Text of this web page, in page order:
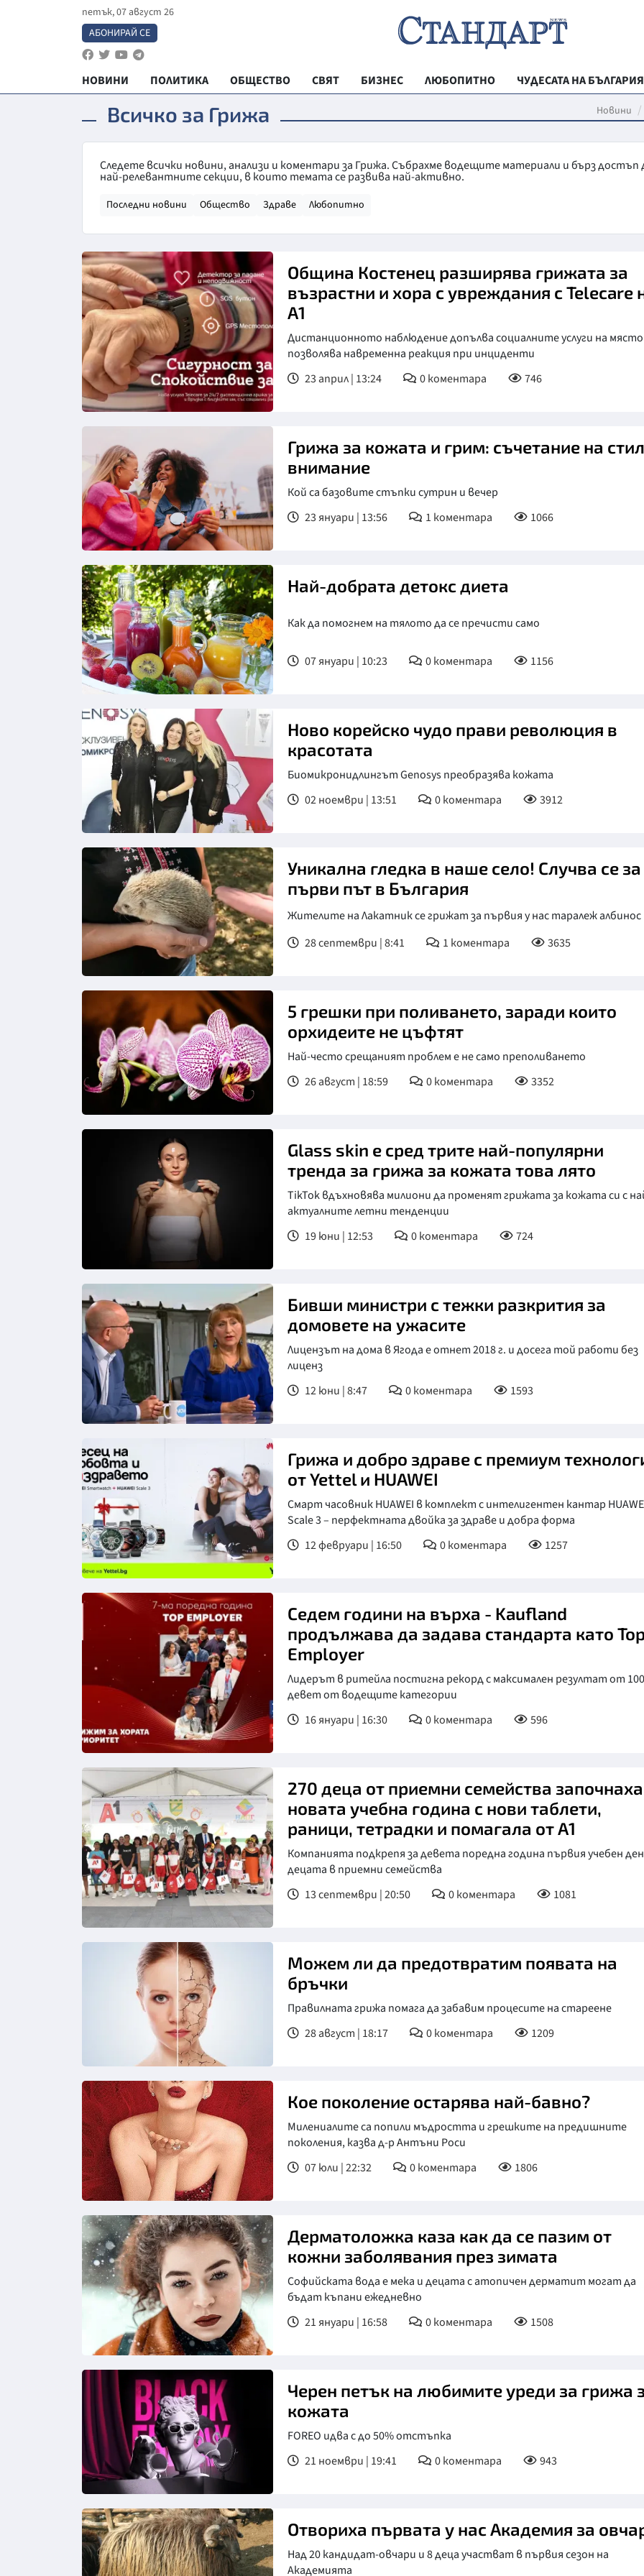
петък, 07 август 26
АБОНИРАЙ СЕ
НОВИНИ ПОЛИТИКА ОБЩЕСТВО СВЯТ БИЗНЕС ЛЮБОПИТНО
ЧУДЕСАТА НА БЪЛГАРИЯ
РЕГИОНАЛНИ
МЛАДЕЖКА
ДА!НА
КУЛТУРА
ВЯРА
Всичко за Грижа Новини
Следете всички новини, анализи и коментари за Грижа. Събрахме водещите материали и бърз достъп
най-релевантните секции, в които темата се развива най-активно.
Последни новини Общество Здраве Любопитно
Община Костенец разширява грижата за
възрастни и хора с увреждания с Telecare
А1
Дистанционното наблюдение допълва социалните услуги на
позволява навременна реакция при инциденти
23 април | 13:24
0коментара 746
Грижа за кожата и грим: съчетание на
внимание
Кой са базовите стъпки сутрин и вечер
23 януари | 13:56
1 коментара 1066
Снимка: https://pixabay.com/
Най-добрата детокс диета
Как да помогнем на тялото да се пречисти само
07 януари | 10:23 0коментара 1156
Ново корейско чудо прави революция в
красотата
Биомикронидлингът Genosys преобразява кожата
02 ноември | 13:51
0коментара 3912
Снимка: Нова телевизия
Уникална гледка в наше село! Случва се за
първи път в България
Жителите на Лакатник се грижат за първия у нас таралеж албинос
28 септември | 8:41
1 коментара 3635
5 грешки при поливането, заради които
орхидеите не цъфтят
Най-често срещаният проблем е не само преполиването
26 август | 18:59
0коментара 3352
Glass skin е сред трите най-популярни
тренда за грижа за кожата това лято
TikTok вдъхновява милиони да променят грижата за кожата си с
актуалните летни тенденции
19 юни | 12:53
0коментара 724
Бивши министри с тежки разкрития за
домовете на ужасите
Лицензът на дома в Ягода е отнет 2018 г. и досега той работи без
лиценз
12 юни | 8:47
0коментара 1593
Грижа и добро здраве с премиум
от Yettel и HUAWEI
Смарт часовник HUAWEI в комплект с интелигентен кантар
Scale 3 – перфектната двойка за здраве и добра форма
12 февруари | 16:50
0коментара 1257
Седем години на върха - Kaufland
продължава да задава стандарта като
Employer
Лидерът в ритейла постигна рекорд с максимален резултат от
девет от водещите категории
16 януари | 16:30
0коментара 596
270 деца от приемни семейства започнаха
новата учебна година с нови таблети,
раници, тетрадки и помагала от А1
Компанията подкрепя за девета поредна година първия учебен
децата в приемни семейства
13 септември | 20:50
0коментара 1081
Можем ли да предотвратим появата на
бръчки
Правилната грижа помага да забавим процесите на стареене
28 август | 18:17
0коментара 1209
Кое поколение остарява най-бавно?
Милениалите са попили мъдростта и грешките на предишните
поколения, казва д-р Антъни Роси
07 юли | 22:32
0коментара 1806
Снимка: Pixabay
Дерматоложка каза как да се пазим от
кожни заболявания през зимата
Софийската вода е мека и децата с атопичен дерматит могат да
бъдат къпани ежедневно
21 януари | 16:58
0коментара 1508
Черен петък на любимите уреди за грижа
кожата
FOREO идва с до 50% отстъпка
21 ноември | 19:41
0коментара 943
Отвориха първата у нас Академия за
Над 20 кандидат-овчари и 8 деца участват в първия сезон на
Академията